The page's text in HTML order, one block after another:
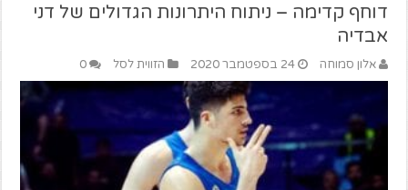
דוחף קדימה – ניתוח היתרונות הגדולים של דני
אבדיה
אלון סמוחה 24 בספטמבר 2020 הזווית לסל 0